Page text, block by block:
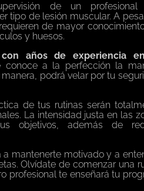
de un
tipo de lesión muscular. A
de mayor
y huesos.
con años de experiencia
a la perfección la
podrá velar por tu
de tus rutinas serán
La intensidad justa en las
objetivos, además de
mantenerte motivado y a
Olvídate de comenzar una
profesional te enseñará tu